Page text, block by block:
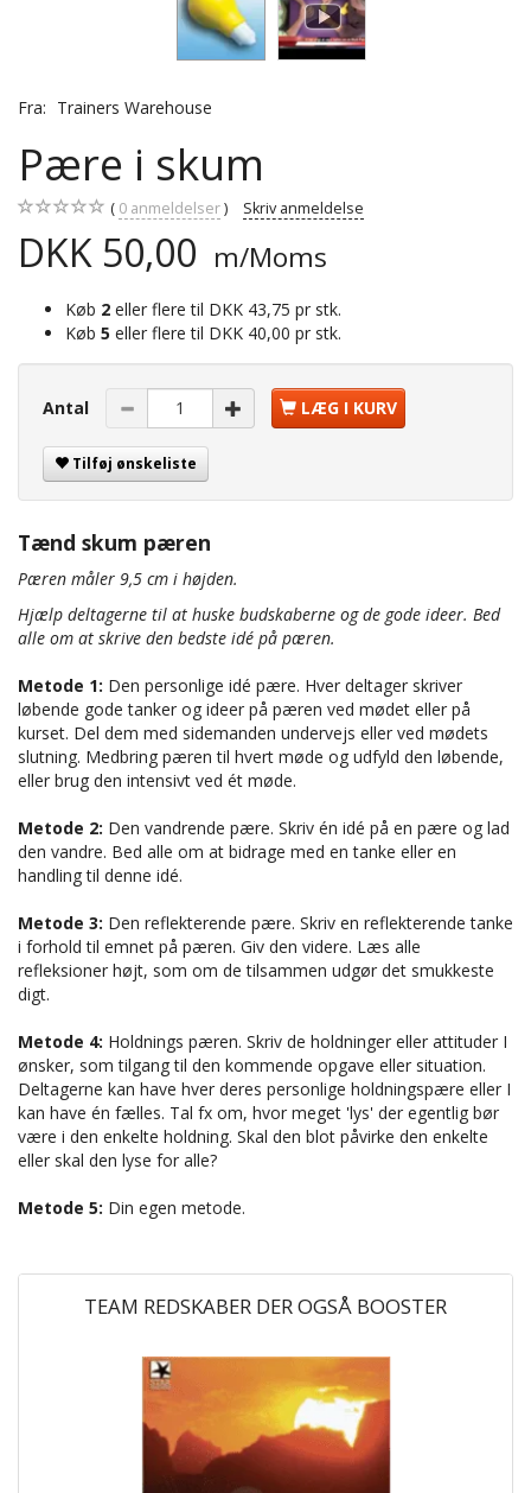
Fra: Trainers Warehouse
Pære i skum
0 anmeldelser Skriv anmeldelse
DKK 50,00 m/Moms
Køb 2 eller flere til DKK 43,75 pr stk.
Køb 5 eller flere til DKK 40,00 pr stk.
Antal LÆG I KURV
Tilføj ønskeliste
Tænd skum pæren
Pæren måler 9,5 cm i højden.
Hjælp deltagerne til at huske budskaberne og de gode ideer. Bed
alle om at skrive den bedste idé på pæren.
Metode 1: Den personlige idé pære. Hver deltager skriver
løbende gode tanker og ideer på pæren ved mødet eller på
kurset. Del dem med sidemanden undervejs eller ved mødets
slutning. Medbring pæren til hvert møde og udfyld den løbende,
eller brug den intensivt ved ét møde.
Metode 2: Den vandrende pære. Skriv én idé på en pære og lad
den vandre. Bed alle om at bidrage med en tanke eller en
handling til denne idé.
Metode 3: Den reflekterende pære. Skriv en reflekterende tanke
i forhold til emnet på pæren. Giv den videre. Læs alle
refleksioner højt, som om de tilsammen udgør det smukkeste
digt.
Metode 4: Holdnings pæren. Skriv de holdninger eller attituder I
ønsker, som tilgang til den kommende opgave eller situation.
Deltagerne kan have hver deres personlige holdningspære eller I
kan have én fælles. Tal fx om, hvor meget 'lys' der egentlig bør
være i den enkelte holdning. Skal den blot påvirke den enkelte
eller skal den lyse for alle?
Metode 5: Din egen metode.
TEAM REDSKABER DER OGSÅ BOOSTER